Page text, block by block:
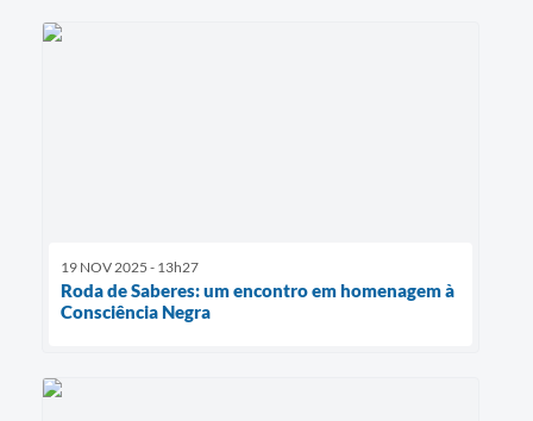
19 NOV 2025 - 13h27
Roda de Saberes: um encontro em homenagem à
Consciência Negra